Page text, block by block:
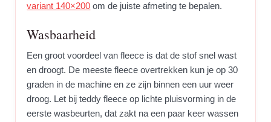
variant 140×200 om de juiste afmeting te bepalen.
Wasbaarheid
Een groot voordeel van fleece is dat de stof snel wast
en droogt. De meeste fleece overtrekken kun je op 30
graden in de machine en ze zijn binnen een uur weer
droog. Let bij teddy fleece op lichte pluisvorming in de
eerste wasbeurten, dat zakt na een paar keer wassen